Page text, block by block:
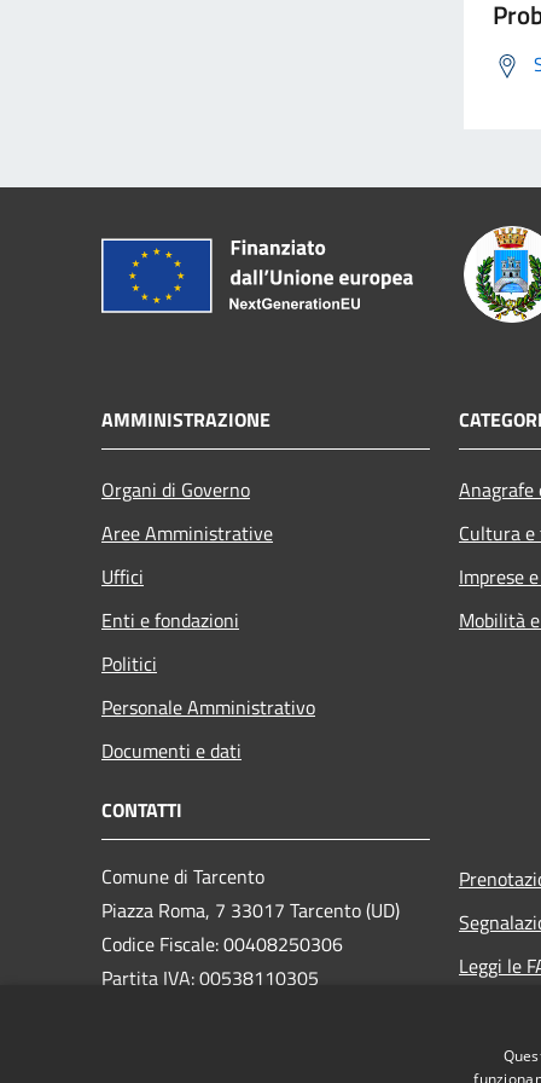
AMMINISTRAZIONE
Organi di Governo
Aree Amministrative
Uffici
Enti e fondazioni
Politici
Personale Amministrativo
Documenti e dati
Cultura
Imprese
Mobilità
CONTATTI
Comune di Tarcento
Piazza Roma, 7 33017 Tarcento (UD)
Codice Fiscale: 00408250306
Partita IVA: 00538110305
Leggi le